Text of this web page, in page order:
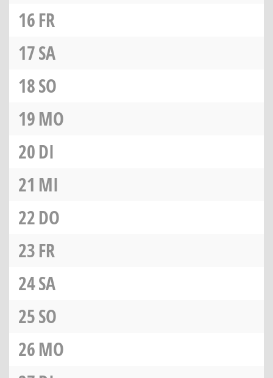
16FR
17SA
18SO
19MO
20DI
21 MI
22DO
23FR
24SA
25SO
26MO